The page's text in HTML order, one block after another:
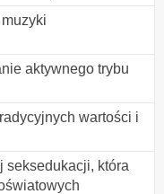
aktywnego trybu
wartości i
seksedukacji, która